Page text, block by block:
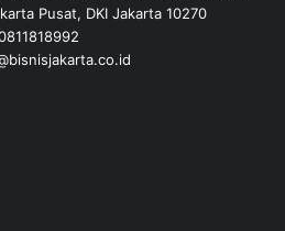
Pusat, DKI Jakarta 10270